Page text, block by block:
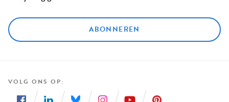
ABONNEREN
VOLG ONS OP